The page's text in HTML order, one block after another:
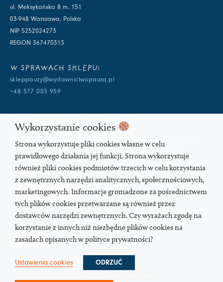
ul. Meksykańska 8 m. 151
03-948 Warszawa, Polska
NIP 5252024273
REGON 367470313
W SPRAWACH SKLEPU:
skleppauzy@wydawnictwopauza.pl
+48 577 003 959
info@wydawnictwopauza.pl
+48 501 177 119 (czynny w dni powszednie w godzinach 11-15,
proszę o wysłanie wiadomości SMS, gdybym nie odbierała)
SOCIAL MEDIA
PODCAST
Wykorzystanie cookies
Strona wykorzystuje pliki cookies własne w celu
prawidłowego działania jej funkcji. Strona wykorzystuje
również pliki cookies podmiotów trzecich w celu korzystania
z zewnętrznych narzędzi analitycznych, społecznościowych,
marketingowych. Informacje gromadzone za pośrednictwem
tych plików cookies przetwarzane są również przez
dostawców narzędzi zewnętrznych. Czy wyrażach zgodę na
korzystanie z innych niż niezbędne plików cookies na
zasadach opisanych w polityce prywatności?
Ustawienia cookies ODRZUĆ